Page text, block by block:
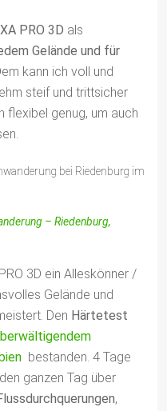
XA PRO 3D als
Gelände und für
kann ich voll und
steif und trittsicher
flexibel genug, um auch
– Riedenburg,
3D ein Alleskönner /
Gelände und
Den Härtetest
bestanden. 4 Tage
ganzen Tag über
,